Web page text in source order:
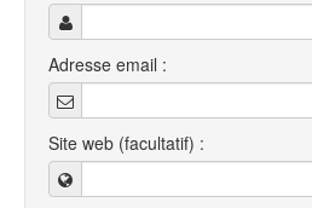
Adresse email :
Site web (facultatif) :